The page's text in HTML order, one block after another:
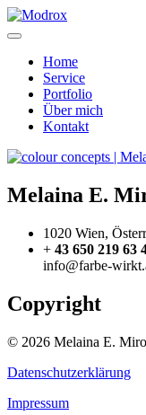
Home
Service
Portfolio
Über mich
Kontakt
Melaina E.
1020 Wien,
+ 43 650 219 63
info@farbe-
Copyright
© 2026 Melaina E.
Datenschutzerklärung
Impressum